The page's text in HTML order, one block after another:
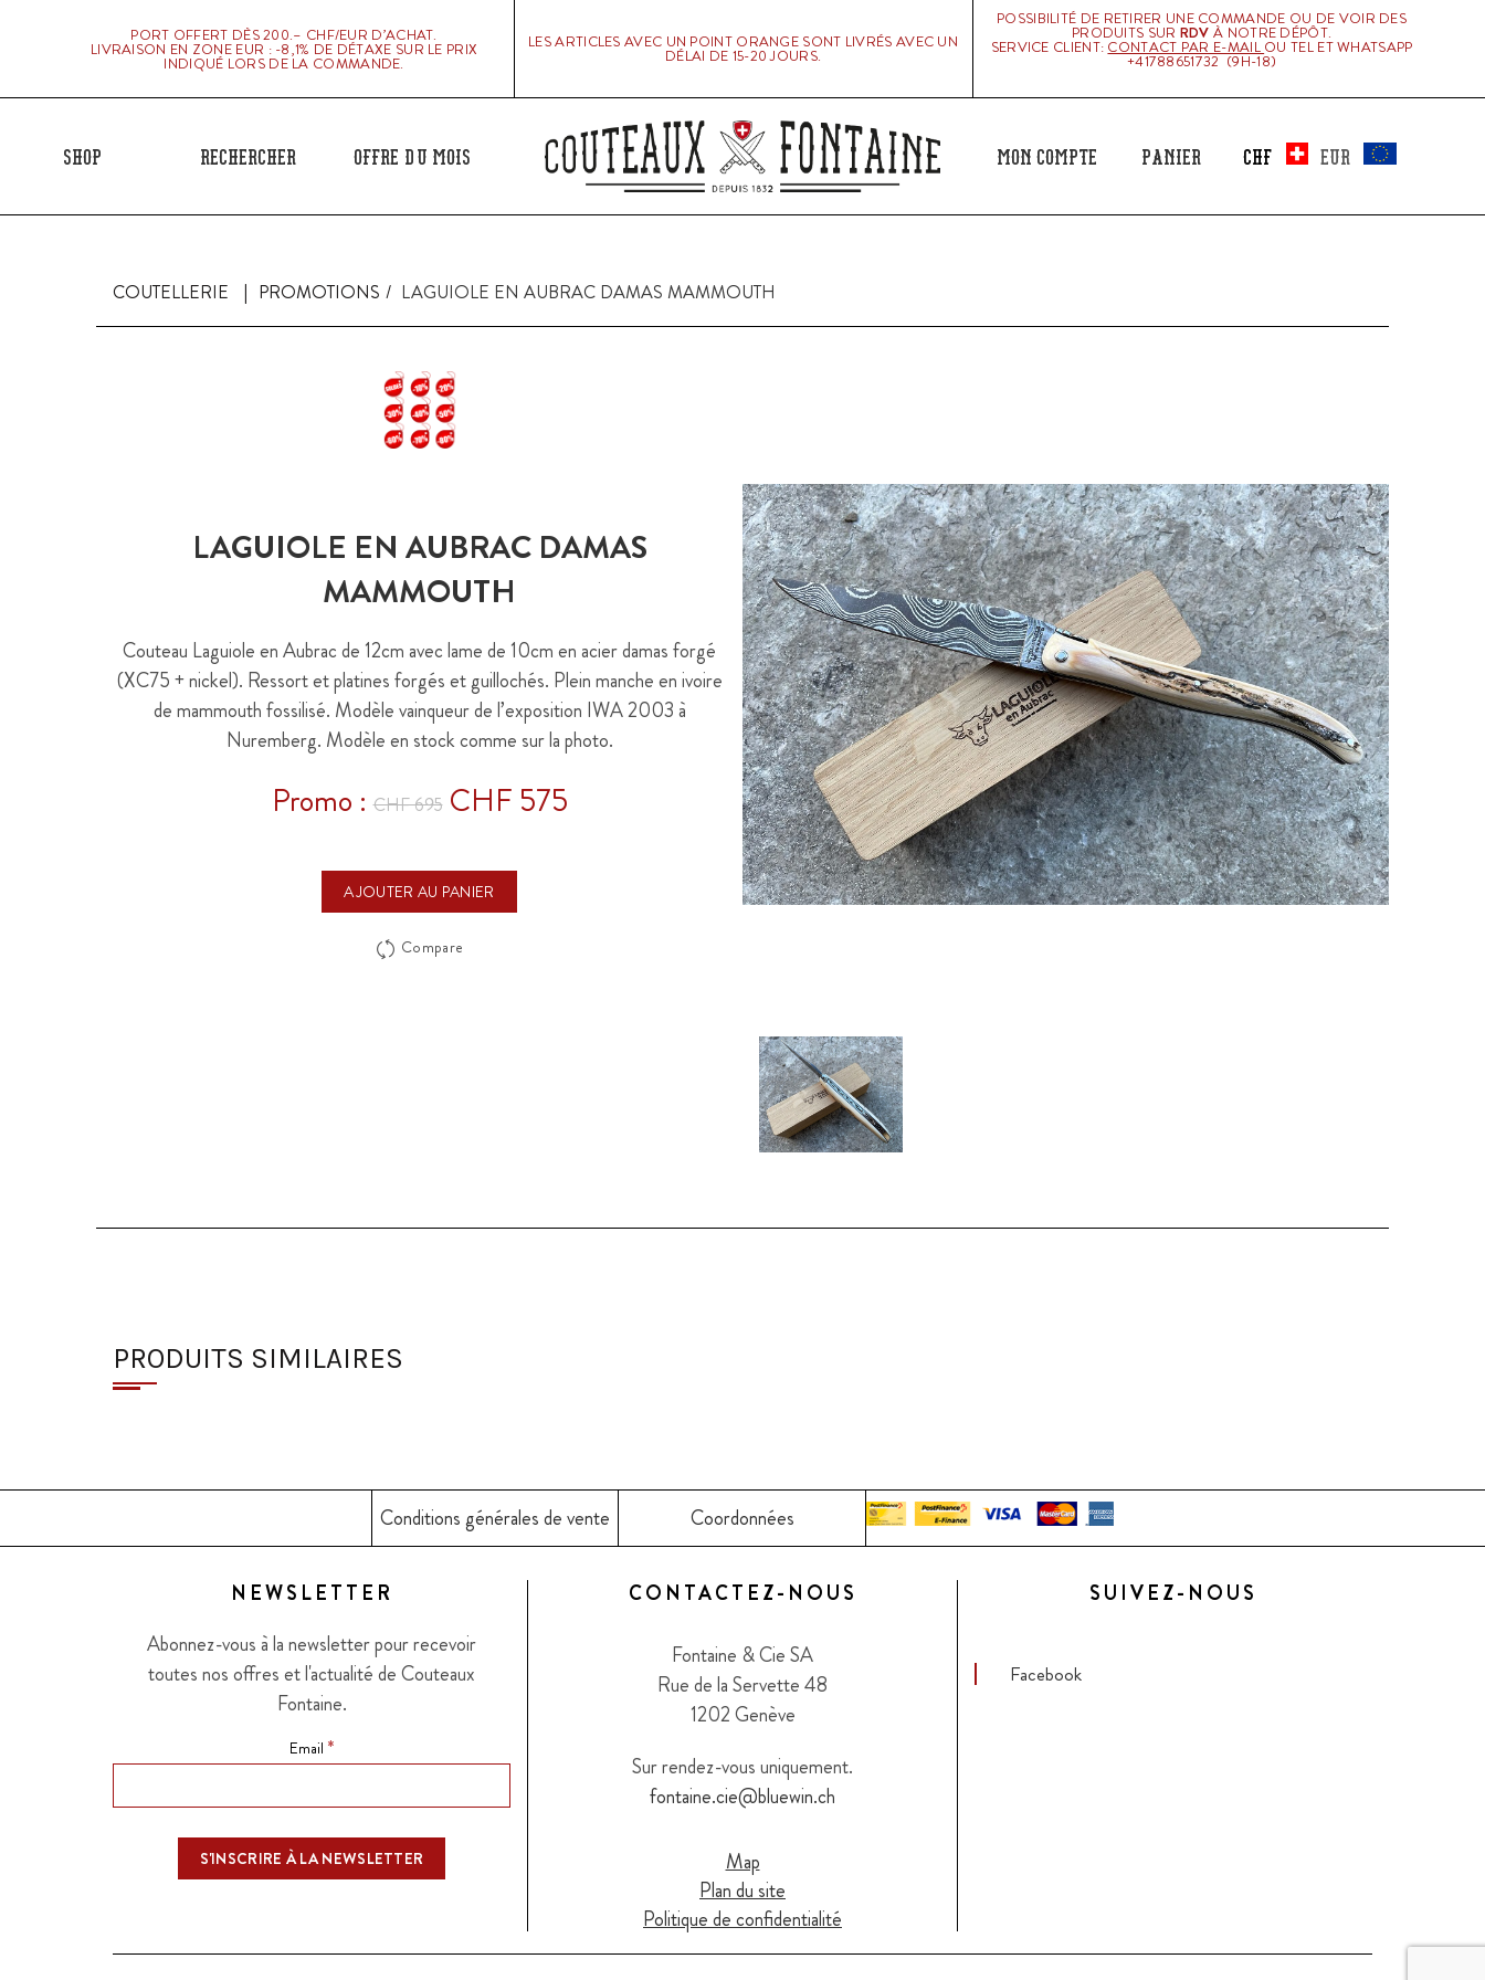
PORT OFFERT DÈS 200.– CHF/EUR D’ACHAT.
LIVRAISON EN ZONE EUR : -8,1% DE DÉTAXE SUR LE PRIX
INDIQUÉ LORS DE LA COMMANDE.
LES ARTICLES AVEC UN POINT ORANGE SONT LIVRÉS AVEC UN
DÉLAI DE 15-20 JOURS.
POSSIBILITÉ DE RETIRER UNE COMMANDE OU DE VOIR DES
PRODUITS SUR RDV À NOTRE DÉPÔT.
SERVICE CLIENT: CONTACT PAR E-MAIL OU TEL ET WHATSAPP
+41788651732 (9H-18)
Shop Rechercher Offre du mois Mon Compte Panier
COUTELLERIE PROMOTIONS LAGUIOLE EN AUBRAC DAMAS MAMMOUTH
LAGUIOLE EN AUBRAC DAMAS
MAMMOUTH
Couteau Laguiole en Aubrac de 12cm avec lame de 10cm en acier damas forgé
(XC75 + nickel). Ressort et platines forgés et guillochés. Plein manche en ivoire
de mammouth fossilisé. Modèle vainqueur de l’exposition IWA 2003 à
Nuremberg. Modèle en stock comme sur la photo.
Promo :CHF 695 CHF 575
AJOUTER AU PANIER
Compare
PRODUITS SIMILAIRES
Conditions générales de vente Coordonnées
NEWSLETTER
Abonnez-vous à la newsletter pour recevoir
toutes nos offres et l'actualité de Couteaux
Fontaine.
Email *
CONTACTEZ-NOUS
Fontaine & Cie SA
Rue de la Servette 48
1202 Genève
Sur rendez-vous uniquement.
fontaine.cie@bluewin.ch
Map
Plan du site
Politique de confidentialité
SUIVEZ-NOUS
Facebook